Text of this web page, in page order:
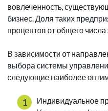
вовлеченность,
бизнес. Доля таких
процентов от общего
В зависимости от
выбора системы
следующие наиболее
Индивидуальное